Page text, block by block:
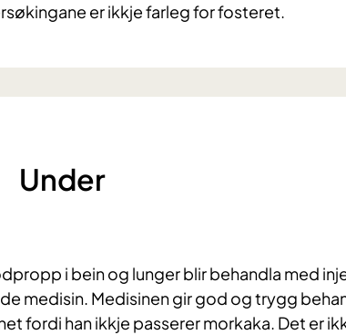
er ikkje farleg for fosteret.
Under
i bein og lunger blir behandla med
medisin. Medisinen gir god og trygg
fordi han ikkje passerer morkaka. Det er